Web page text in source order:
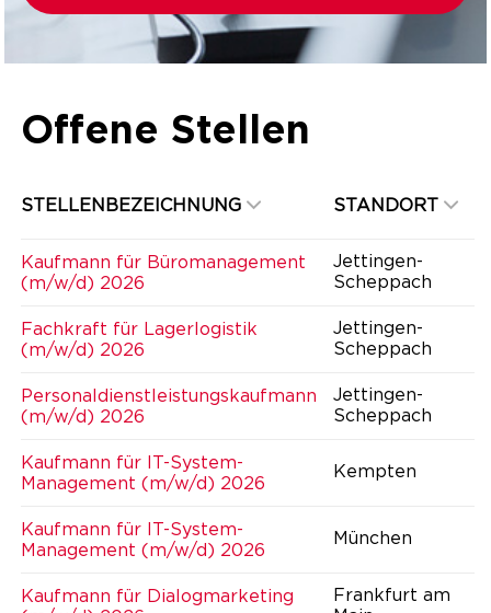
Offene Stellen
STELLENBEZEICHNUNG STANDORT
Kaufmann für Büromanagement
(m/w/d) 2026
Jettingen-
Scheppach
Fachkraft für Lagerlogistik
(m/w/d) 2026
Jettingen-
Scheppach
Personaldienstleistungskaufmann
(m/w/d) 2026
Jettingen-
Scheppach
Kaufmann für IT-System-
Management (m/w/d) 2026
Kempten
Kaufmann für IT-System-
Management (m/w/d) 2026
München
Kaufmann für Dialogmarketing
Frankfurt am